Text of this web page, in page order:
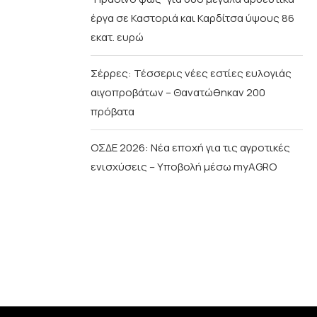
έργα σε Καστοριά και Καρδίτσα ύψους 86
εκατ. ευρώ
Σέρρες: Τέσσερις νέες εστίες ευλογιάς
αιγοπροβάτων – Θανατώθηκαν 200
πρόβατα
ΟΣΔΕ 2026: Νέα εποχή για τις αγροτικές
ενισχύσεις – Υποβολή μέσω myAGRO